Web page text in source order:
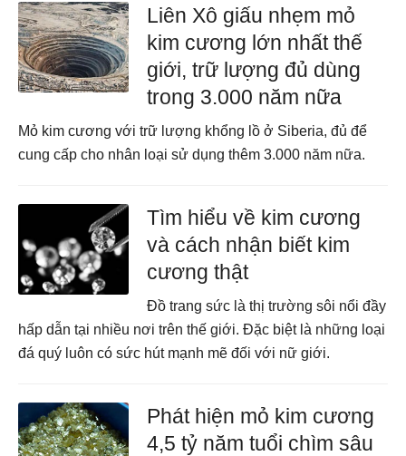
Liên Xô giấu nhẹm mỏ
kim cương lớn nhất thế
giới, trữ lượng đủ dùng
trong 3.000 năm nữa
Mỏ kim cương với trữ lượng khổng lồ ở Siberia, đủ để
cung cấp cho nhân loại sử dụng thêm 3.000 năm nữa.
Tìm hiểu về kim cương
và cách nhận biết kim
cương thật
Đồ trang sức là thị trường sôi nổi đầy
hấp dẫn tại nhiều nơi trên thế giới. Đặc biệt là những loại
đá quý luôn có sức hút mạnh mẽ đối với nữ giới.
Phát hiện mỏ kim cương
4,5 tỷ năm tuổi chìm sâu